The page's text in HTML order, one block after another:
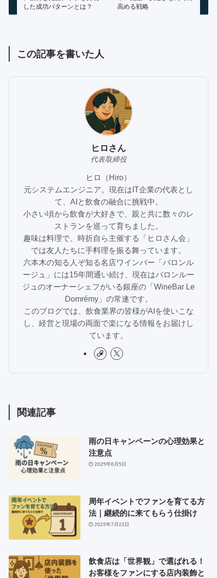
した成功パターンとは？
高める戦略
この記事を書いた人
ヒロさん
代表取締役
ヒロ（Hiro）
元システムエンジニア。現在はIT企業の代表とし
て、AIと飲食の融合に挑戦中。
小さい頃から飲食が大好きで、親と共に数々のレ
ストランを巡って育ちました。
趣味は料理で、時折自ら主催する「ヒロさん会」
では友人たちに手料理を振る舞っています。
六本木の知る人ぞ知る名店ワインバー「バロンル
ージュ」には15年間通い続け、現在はバロンルー
ジュのオーナーシェフがいる銀座の「WineBar Le
Domrémy」の常連です。
このブログでは、飲食業界の皆様がAIを使いこな
し、経営と現場の両面で楽になる情報をお届けし
ています。
関連記事
雨の日キャンペーンの心理効果と
注意点
2025年6月5日
周年イベントでファンを育てる方
法｜継続的に来てもらう仕掛け
2025年7月22日
飲食店は「世界観」で選ばれる！
お客様をファンにする店内装飾と